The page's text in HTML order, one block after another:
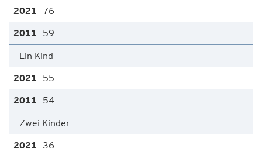
76
59
Ein Kind
55
54
Zwei Kinder
36